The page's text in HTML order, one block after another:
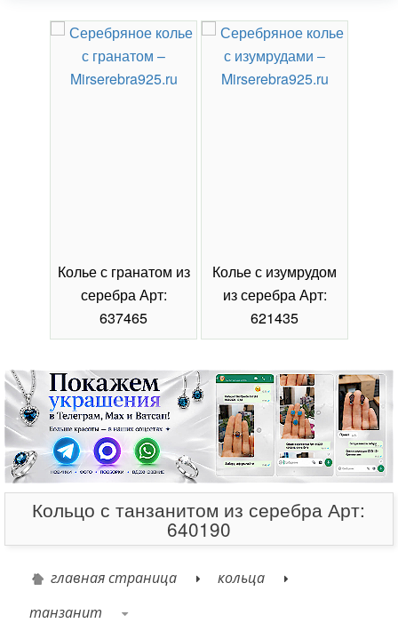
Колье с гранатом из
серебра Арт:
637465
Колье с изумрудом
из серебра Арт:
621435
Кольцо с танзанитом из серебра Арт:
640190
главная страница
кольца
танзанит